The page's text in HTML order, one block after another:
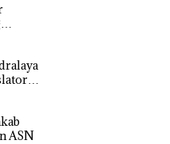
ASN